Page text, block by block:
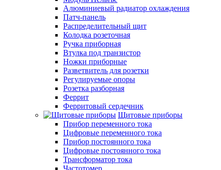
Алюминиевый радиатор охлаждения
Патч-панель
Распределительный щит
Колодка розеточная
Ручка приборная
Втулка под транзистор
Ножки приборные
Разветвитель для розетки
Регулируемые опоры
Розетка разборная
Феррит
Ферритовый сердечник
Щитовые приборы
Прибор переменного тока
Цифровые переменного тока
Прибор постоянного тока
Цифровые постоянного тока
Трансформатор тока
Частотомер